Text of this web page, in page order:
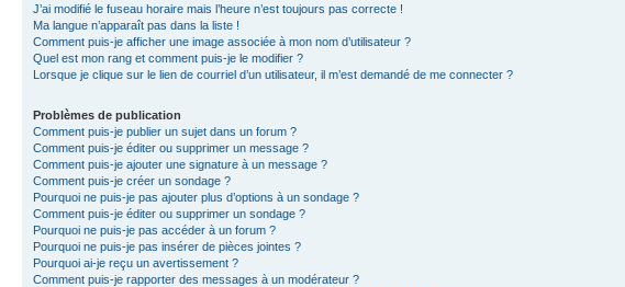
J’ai modifié le fuseau horaire mais l’heure n’est toujours pas correcte !
Ma langue n’apparaît pas dans la liste !
Comment puis-je afficher une image associée à mon nom d’utilisateur ?
Quel est mon rang et comment puis-je le modifier ?
Lorsque je clique sur le lien de courriel d’un utilisateur, il m’est demandé de me connecter ?
Problèmes de publication
Comment puis-je publier un sujet dans un forum ?
Comment puis-je éditer ou supprimer un message ?
Comment puis-je ajouter une signature à un message ?
Comment puis-je créer un sondage ?
Pourquoi ne puis-je pas ajouter plus d’options à un sondage ?
Comment puis-je éditer ou supprimer un sondage ?
Pourquoi ne puis-je pas accéder à un forum ?
Pourquoi ne puis-je pas insérer de pièces jointes ?
Pourquoi ai-je reçu un avertissement ?
Comment puis-je rapporter des messages à un modérateur ?